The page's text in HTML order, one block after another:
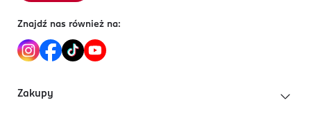
Znajdź nas również na:
Zakupy